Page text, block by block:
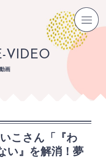
VIDEO
画
こさん「『わ
い』を解消！夢